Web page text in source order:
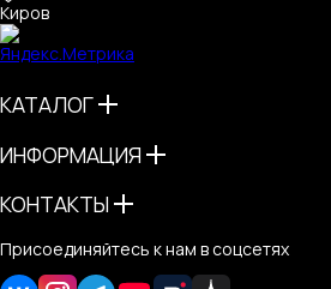
Киров
КАТАЛОГ
ИНФОРМАЦИЯ
КОНТАКТЫ
Присоединяйтесь к нам в соцсетях